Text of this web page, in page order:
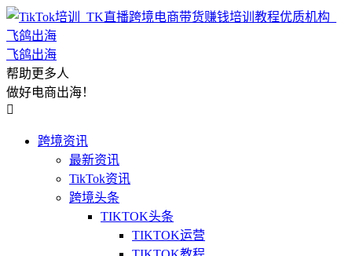
飞鸽出海
帮助更多人
做好电商出海！

跨境资讯
最新资讯
TikTok资讯
跨境头条
TIKTOK头条
TIKTOK运营